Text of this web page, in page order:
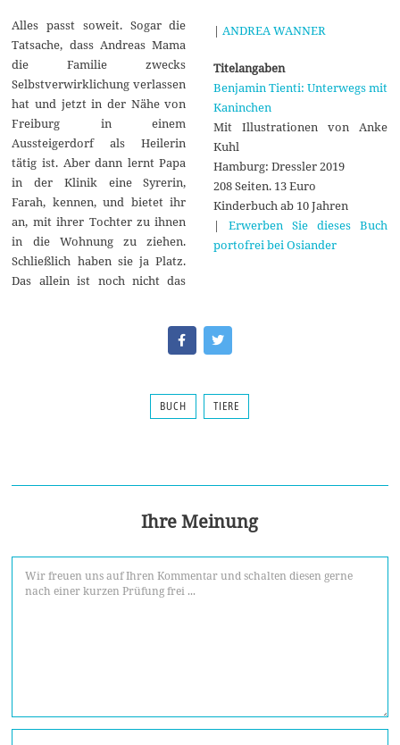
Alles passt soweit. Sogar die
Tatsache, dass Andreas Mama
die Familie zwecks
Selbstverwirklichung verlassen
hat und jetzt in der Nähe von
Freiburg in einem
Aussteigerdorf als Heilerin
tätig ist. Aber dann lernt Papa
in der Klinik eine Syrerin,
Farah, kennen, und bietet ihr
an, mit ihrer Tochter zu ihnen
in die Wohnung zu ziehen.
Schließlich haben sie ja Platz.
Das allein ist noch nicht das
| ANDREA WANNER
Titelangaben
Benjamin Tienti: Unterwegs mit
Kaninchen
Mit Illustrationen von Anke
Kuhl
Hamburg: Dressler 2019
208 Seiten. 13 Euro
Kinderbuch ab 10 Jahren
| Erwerben Sie dieses Buch
portofrei bei Osiander
BUCH TIERE
Ihre Meinung